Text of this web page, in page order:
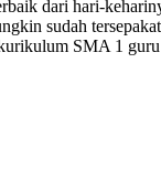
dari hari-
sudah
SMA 1